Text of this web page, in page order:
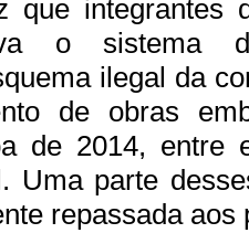
integrantes
o sistema
ilegal da
de obras
de 2014, entre
Uma parte
repassada aos